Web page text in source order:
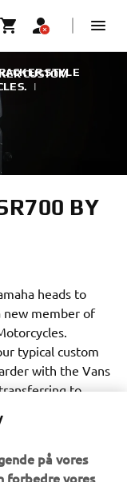
CUSTOM
STYLE
|
BY
heads to
new member of
typical custom
with the Vans
to
på vores
forbedre vores